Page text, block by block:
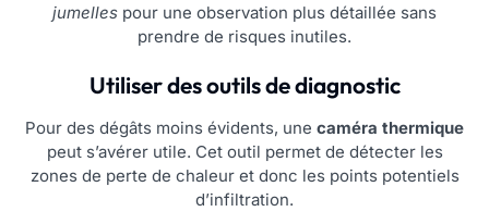
jumelles pour une observation plus détaillée sans
prendre de risques inutiles.
Utiliser des outils de diagnostic
Pour des dégâts moins évidents, une caméra thermique
peut s’avérer utile. Cet outil permet de détecter les
zones de perte de chaleur et donc les points potentiels
d’infiltration.